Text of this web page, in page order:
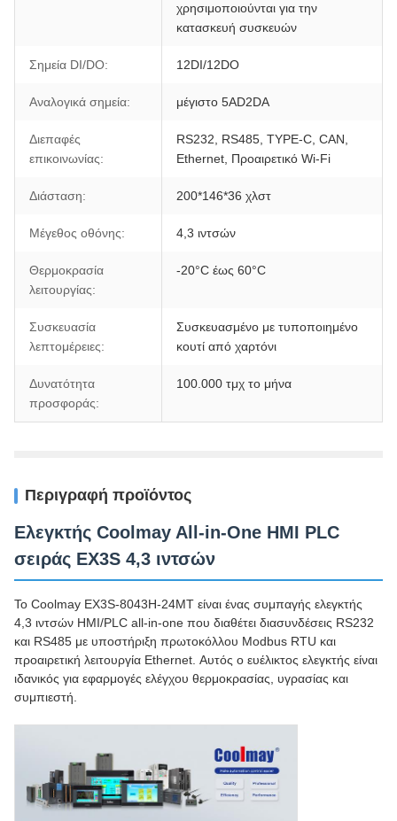
χρησιμοποιούνται για την
κατασκευή συσκευών
Σημεία DI/DO: 12DI/12DO
Αναλογικά σημεία: μέγιστο 5AD2DA
Διεπαφές
επικοινωνίας:
RS232, RS485, TYPE-C, CAN,
Ethernet, Προαιρετικό Wi-Fi
Διάσταση: 200*146*36 χλστ
Μέγεθος οθόνης: 4,3 ιντσών
Θερμοκρασία
λειτουργίας:
-20°C έως 60°C
Συσκευασία
λεπτομέρειες:
Συσκευασμένο με τυποποιημένο
κουτί από χαρτόνι
Δυνατότητα
προσφοράς:
100.000 τμχ το μήνα
Περιγραφή προϊόντος
Ελεγκτής Coolmay All-in-One HMI PLC
σειράς EX3S 4,3 ιντσών
Το Coolmay EX3S-8043H-24MT είναι ένας συμπαγής ελεγκτής
4,3 ιντσών HMI/PLC all-in-one που διαθέτει διασυνδέσεις RS232
και RS485 με υποστήριξη πρωτοκόλλου Modbus RTU και
προαιρετική λειτουργία Ethernet. Αυτός ο ευέλικτος ελεγκτής είναι
ιδανικός για εφαρμογές ελέγχου θερμοκρασίας, υγρασίας και
συμπιεστή.